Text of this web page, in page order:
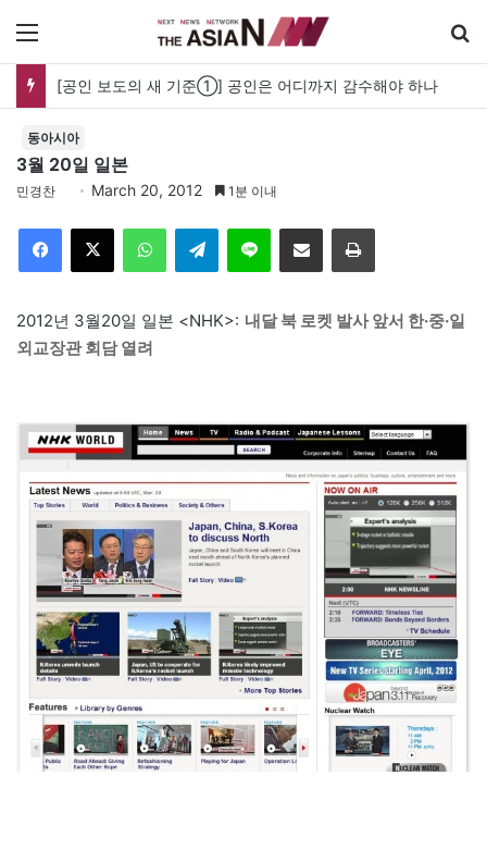
[공인 보도의 새 기준①] 공인은 어디까지 감수해야 하나
동아시아
3월 20일 일본
민경찬 March 20, 2012 1분 이내
Telegram 이메일
2012년 3월20일 일본 <NHK>: 내달 북 로켓 발사 앞서 한·중·일
외교장관 회담 열려